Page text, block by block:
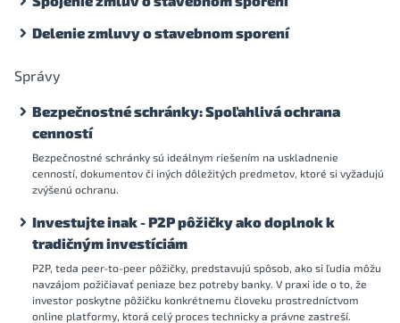
Delenie zmluvy o stavebnom sporení
Správy
Bezpečnostné schránky: Spoľahlivá ochrana
cenností
Bezpečnostné schránky sú ideálnym riešením na uskladnenie
cenností, dokumentov či iných dôležitých predmetov, ktoré si vyžadujú
zvýšenú ochranu.
Investujte inak - P2P pôžičky ako doplnok k
tradičným investíciám
P2P, teda peer-to-peer pôžičky, predstavujú spôsob, ako si ľudia môžu
navzájom požičiavať peniaze bez potreby banky. V praxi ide o to, že
investor poskytne pôžičku konkrétnemu človeku prostredníctvom
online platformy, ktorá celý proces technicky a právne zastreší.